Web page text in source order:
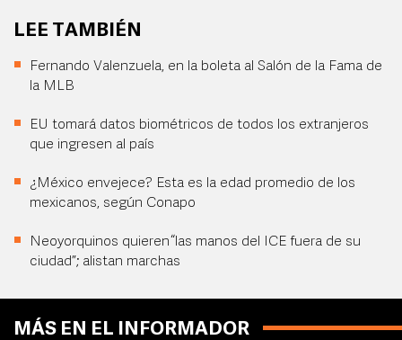
LEE TAMBIÉN
Fernando Valenzuela, en la boleta al Salón de la Fama de
la MLB
EU tomará datos biométricos de todos los extranjeros
que ingresen al país
¿México envejece? Esta es la edad promedio de los
mexicanos, según Conapo
Neoyorquinos quieren “las manos del ICE fuera de su
ciudad”; alistan marchas
MÁS EN EL INFORMADOR